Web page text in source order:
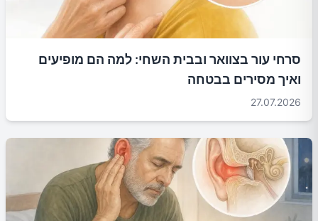
סרחי עור בצוואר ובבית השחי: למה הם מופיעים
ואיך מסירים בבטחה
27.07.2026